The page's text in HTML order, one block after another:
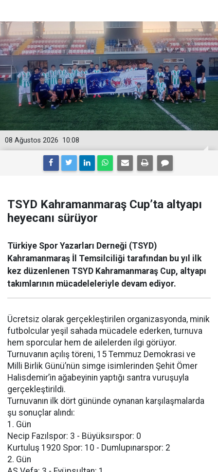
10:08
08 Ağustos 2026
TSYD Kahramanmaraş Cup’ta altyapı
heyecanı sürüyor
Türkiye Spor Yazarları Derneği (TSYD)
Kahramanmaraş İl Temsilciliği tarafından bu yıl ilk
kez düzenlenen TSYD Kahramanmaraş Cup, altyapı
takımlarının mücadeleleriyle devam ediyor.
Ücretsiz olarak gerçekleştirilen organizasyonda, minik
futbolcular yeşil sahada mücadele ederken, turnuva
hem sporcular hem de ailelerden ilgi görüyor.
Turnuvanın açılış töreni, 15 Temmuz Demokrasi ve
Milli Birlik Günü’nün simge isimlerinden Şehit Ömer
Halisdemir’in ağabeyinin yaptığı santra vuruşuyla
gerçekleştirildi.
Turnuvanın ilk dört gününde oynanan karşılaşmalarda
şu sonuçlar alındı:
1. Gün
Necip Fazılspor: 3 - Büyüksırspor: 0
Kurtuluş 1920 Spor: 10 - Dumlupınarspor: 2
2. Gün